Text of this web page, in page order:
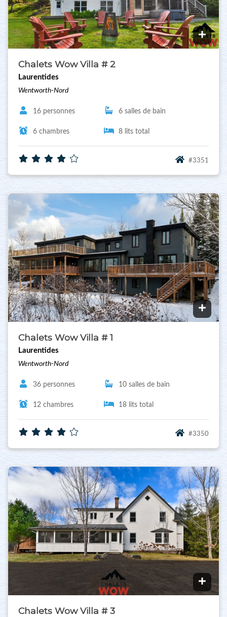
Chalets Wow Villa # 2
Laurentides
Wentworth-Nord
16 personnes 6 salles de bain
6 chambres 8 lits total
#3351
Chalets Wow Villa # 1
Laurentides
Wentworth-Nord
36 personnes 10 salles de bain
12 chambres 18 lits total
#3350
Chalets Wow Villa # 3